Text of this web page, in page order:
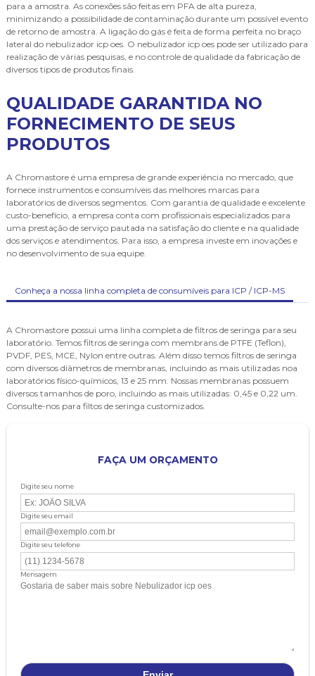
para a amostra. As conexões são feitas em PFA de alta pureza,
minimizando a possibilidade de contaminação durante um possível evento
de retorno de amostra. A ligação do gás é feita de forma perfeita no braço
lateral do nebulizador icp oes. O nebulizador icp oes pode ser utilizado para
realização de várias pesquisas, e no controle de qualidade da fabricação de
diversos tipos de produtos finais.
QUALIDADE GARANTIDA NO
FORNECIMENTO DE SEUS
PRODUTOS
A Chromastore é uma empresa de grande experiência no mercado, que
fornece instrumentos e consumíveis das melhores marcas para
laboratórios de diversos segmentos. Com garantia de qualidade e excelente
custo-benefício, a empresa conta com profissionais especializados para
uma prestação de serviço pautada na satisfação do cliente e na qualidade
dos serviços e atendimentos. Para isso, a empresa investe em inovações e
no desenvolvimento de sua equipe.
Conheça a nossa linha completa de consumíveis para ICP / ICP-MS
A Chromastore possui uma linha completa de filtros de seringa para seu
laboratório. Temos filtros de seringa com membrans de PTFE (Teflon),
PVDF, PES, MCE, Nylon entre outras. Além disso temos filtros de seringa
com diversos diâmetros de membranas, incluindo as mais utilizadas noa
laboratórios físico-químicos, 13 e 25 mm. Nossas membranas possuem
diversos tamanhos de poro, incluindo as mais utilizadas: 0,45 e 0,22 um.
Consulte-nos para filtos de seringa customizados.
FAÇA UM ORÇAMENTO
Digite seu nome
Digite seu email
Digite seu telefone
Mensagem